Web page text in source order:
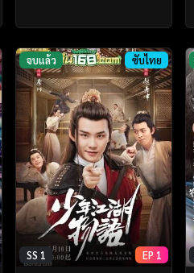
จบแล้ว ซับไทย
SS 1 EP 1